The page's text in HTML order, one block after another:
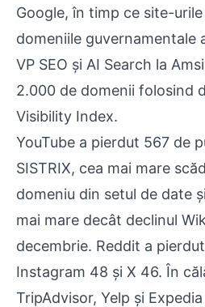
Google, în timp ce site-
domeniile guvernamentale
VP SEO și AI Search la
2.000 de domenii folosind
Visibility Index.
YouTube a pierdut 567 de
SISTRIX, cea mai mare
domeniu din setul de date
mai mare decât declinul
decembrie. Reddit a
Instagram 48 și X 46. În
TripAdvisor, Yelp și